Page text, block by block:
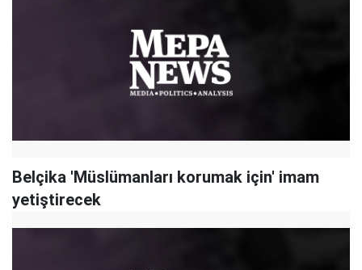
Belçika 'Müslümanları korumak için' imam
yetiştirecek